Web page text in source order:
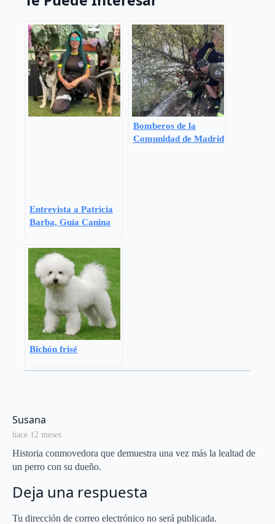
Entrevista a Patricia
Barba, Guía Canina
Bomberos de la
Comunidad de Madrid
Bichón frisé
Susana
hace 12 meses
Historia conmovedora que demuestra una vez más la lealtad de
un perro con su dueño.
Deja una respuesta
Tu dirección de correo electrónico no será publicada.